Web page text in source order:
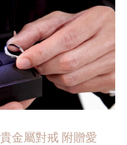
金屬對戒 附贈愛